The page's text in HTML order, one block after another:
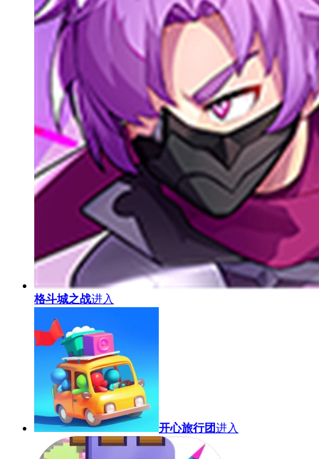
格斗城之战进入
开心旅行团进入